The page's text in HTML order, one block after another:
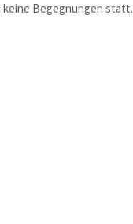
keine Begegnungen statt.